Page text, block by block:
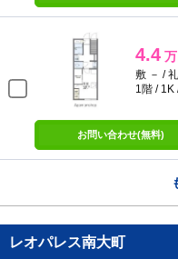
4.4
敷 － /
1階 / 1K
お問い合わせ(無料)
レオパレス南大町